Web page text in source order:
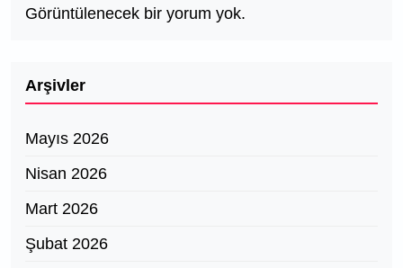
Görüntülenecek bir yorum yok.
Arşivler
Mayıs 2026
Nisan 2026
Mart 2026
Şubat 2026